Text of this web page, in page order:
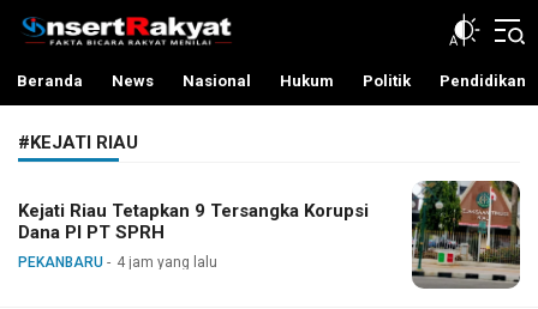
InsertRakyat.com
Fakta Bicara Rakyat Menilai
Beranda News Nasional Hukum Politik Pendidikan
#KEJATI RIAU
Kejati Riau Tetapkan 9 Tersangka Korupsi
Dana PI PT SPRH
PEKANBARU 4 jam yang lalu